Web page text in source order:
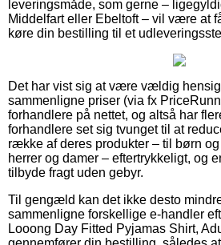
leveringsmåde, som gerne –
Middelfart eller Ebeltoft – vil være at
køre din bestilling til et
Det har vist sig at være vældig
sammenligne priser (via fx
forhandlere på nettet, og altså har
forhandlere set sig tvunget til at
række af deres produkter – til børn og
herrer og damer – eftertrykkeligt, og
tilbyde fragt uden gebyr.
Til gengæld kan det ikke desto
sammenligne forskellige e-handler
Looong Day Fitted Pyjamas Shirt,